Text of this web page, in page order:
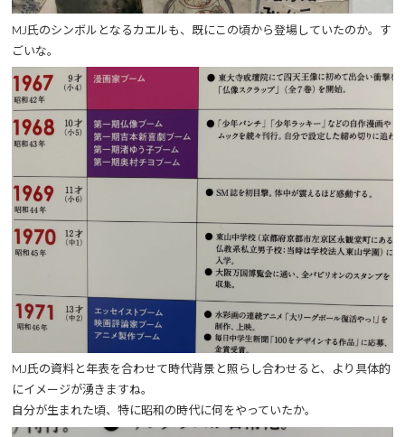
MJ氏のシンボルとなるカエルも、既にこの頃から登場していたのか。す
ごいな。
MJ氏の資料と年表を合わせて時代背景と照らし合わせると、より具体的
にイメージが湧きますね。
自分が生まれた頃、特に昭和の時代に何をやっていたか。